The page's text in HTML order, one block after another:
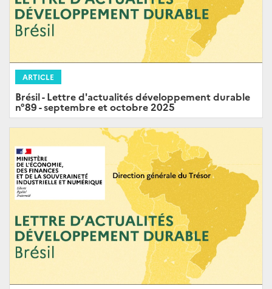
ARTICLE
Brésil - Lettre d'actualités développement durable
n°89 - septembre et octobre 2025